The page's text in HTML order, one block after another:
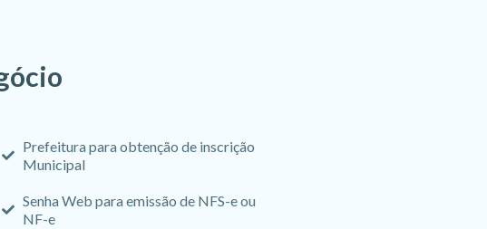
Prefeitura para obtenção de inscrição
Municipal
Senha Web para emissão de NFS-e ou
NF-e